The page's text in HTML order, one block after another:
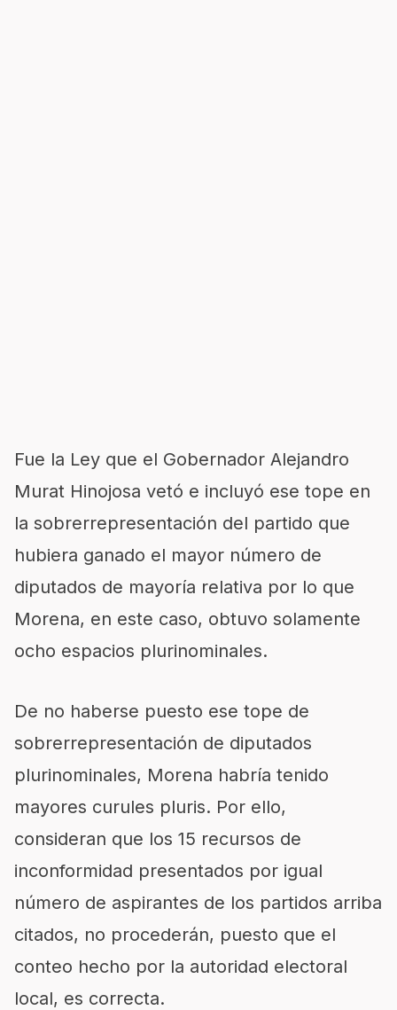
Fue la Ley que el Gobernador Alejandro
Murat Hinojosa vetó e incluyó ese tope en
la sobrerrepresentación del partido que
hubiera ganado el mayor número de
diputados de mayoría relativa por lo que
Morena, en este caso, obtuvo solamente
ocho espacios plurinominales.
De no haberse puesto ese tope de
sobrerrepresentación de diputados
plurinominales, Morena habría tenido
mayores curules pluris. Por ello,
consideran que los 15 recursos de
inconformidad presentados por igual
número de aspirantes de los partidos arriba
citados, no procederán, puesto que el
conteo hecho por la autoridad electoral
local, es correcta.